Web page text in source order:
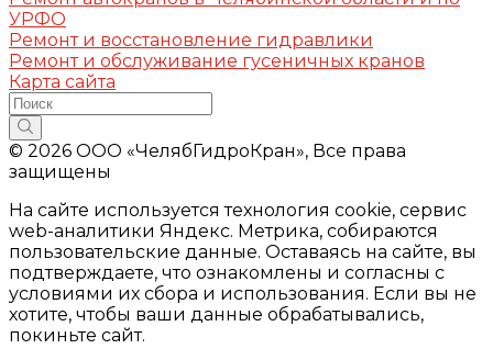
УРФО
Ремонт и восстановление гидравлики
Ремонт и обслуживание гусеничных кранов
Карта сайта
© 2026 ООО «ЧелябГидроКран», Все права
защищены
На сайте используется технология cookie, сервис
web-аналитики Яндекс. Метрика, собираются
пользовательские данные. Оставаясь на сайте, вы
подтверждаете, что ознакомлены и согласны с
условиями их сбора и использования. Если вы не
хотите, чтобы ваши данные обрабатывались,
покиньте сайт.